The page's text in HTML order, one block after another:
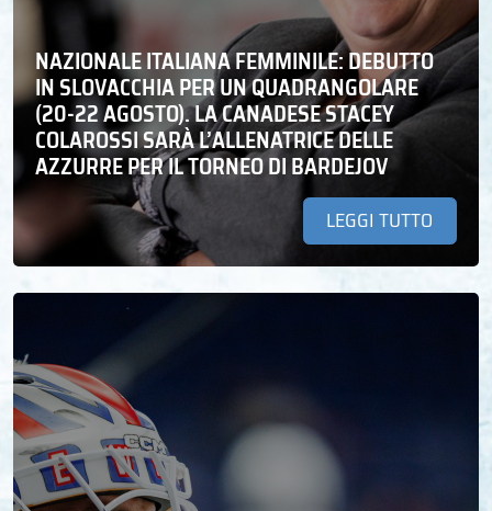
NAZIONALE ITALIANA FEMMINILE: DEBUTTO
IN SLOVACCHIA PER UN QUADRANGOLARE
(20-22 AGOSTO). LA CANADESE STACEY
COLAROSSI SARÀ L’ALLENATRICE DELLE
AZZURRE PER IL TORNEO DI BARDEJOV
LEGGI TUTTO